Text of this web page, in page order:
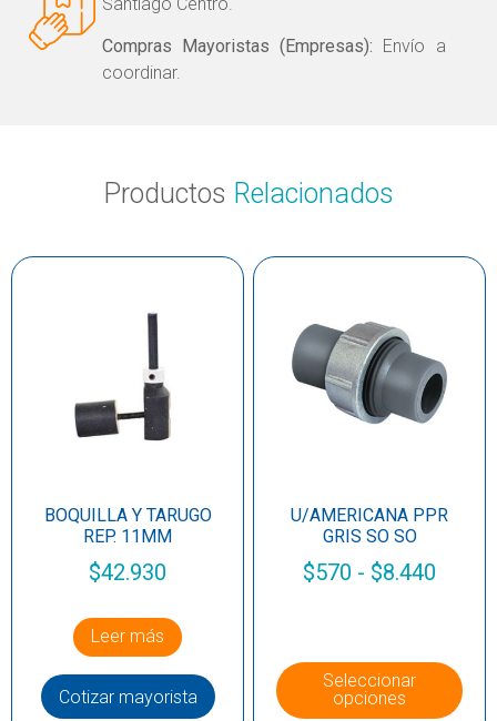
Compras Mayoristas (Empresas): Envío a
coordinar.
Productos Relacionados
BOQUILLA Y TARUGO
REP. 11MM
$42.930
Leer más
Cotizar mayorista
U/AMERICANA PPR
GRIS SO SO
$570 - $8.440
Seleccionar
opciones